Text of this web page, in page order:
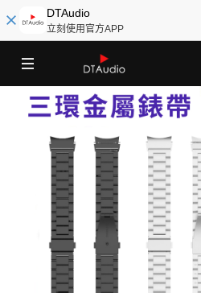
DTAudio
立刻使用官方APP